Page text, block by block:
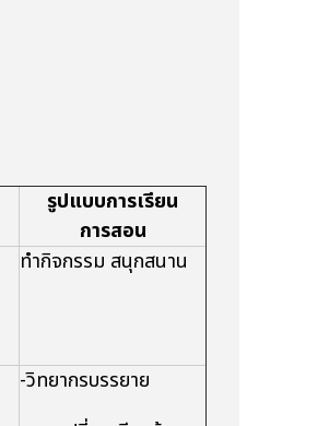
รูปแบบการเรียน
การสอน
ทำกิจกรรม สนุกสนาน
-วิทยากรบรรยาย